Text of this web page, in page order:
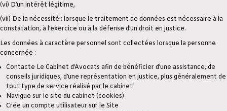
(vi) D’un intérêt légitime,
(vii) De la nécessité : lorsque le traitement de données est nécessaire à la
constatation, à l’exercice ou à la défense d’un droit en justice.
Les données à caractère personnel sont collectées lorsque la personne
concernée :
Contacte Le Cabinet d’Avocats afin de bénéficier d’une assistance, de
conseils juridiques, d’une représentation en justice, plus généralement de
tout type de service réalisé par le cabinet
Navigue sur le site du cabinet (cookies)
Crée un compte utilisateur sur le Site